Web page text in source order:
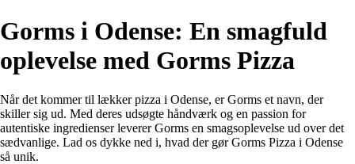
Gorms i Odense: En smagfuld
oplevelse med Gorms Pizza
Når det kommer til lækker pizza i Odense, er Gorms et navn, der
skiller sig ud. Med deres udsøgte håndværk og en passion for
autentiske ingredienser leverer Gorms en smagsoplevelse ud over det
sædvanlige. Lad os dykke ned i, hvad der gør Gorms Pizza i Odense
så unik.